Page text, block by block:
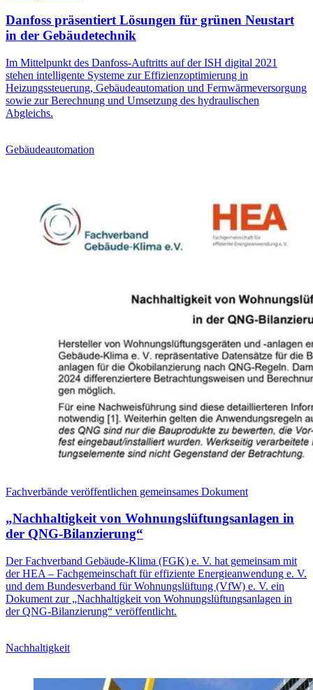
Danfoss präsentiert Lösungen für grünen Neustart
in der Gebäudetechnik
Im Mittelpunkt des Danfoss-Auftritts auf der ISH digital 2021
stehen intelligente Systeme zur Effizienzoptimierung in
Heizungssteuerung, Gebäudeautomation und Fernwärmeversorgung
sowie zur Berechnung und Umsetzung des hydraulischen
Abgleichs.
Gebäudeautomation
Fachverbände veröffentlichen gemeinsames Dokument
„Nachhaltigkeit von Wohnungslüftungsanlagen in
der QNG-Bilanzierung“
Der Fachverband Gebäude-Klima (FGK) e. V. hat gemeinsam mit
der HEA – Fachgemeinschaft für effiziente Energieanwendung e. V.
und dem Bundesverband für Wohnungslüftung (VfW) e. V. ein
Dokument zur „Nachhaltigkeit von Wohnungslüftungsanlagen in
der QNG-Bilanzierung“ veröffentlicht.
Nachhaltigkeit